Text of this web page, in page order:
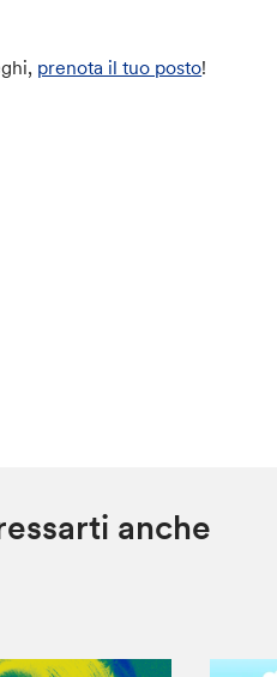
prenota il tuo posto!
anche